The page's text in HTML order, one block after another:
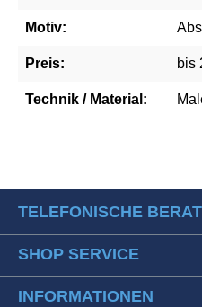
Motiv:
Preis: bis
Technik / Material:
TELEFONISCHE
SHOP SERVICE
INFORMATIONEN